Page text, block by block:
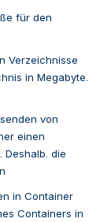
für den
Verzeichnisse
in Megabyte.
von
einen
Deshalb. die
in Container
Containers in